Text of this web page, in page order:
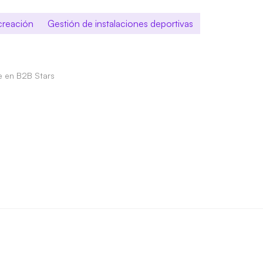
Gestión de instalaciones deportivas
en B2B Stars